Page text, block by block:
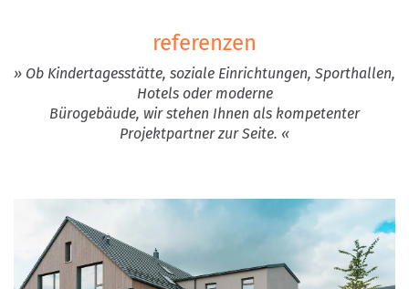
referenzen
» Ob Kindertagesstätte, soziale Einrichtungen, Sporthallen,
Hotels oder moderne
Bürogebäude, wir stehen Ihnen als kompetenter
Projektpartner zur Seite. «